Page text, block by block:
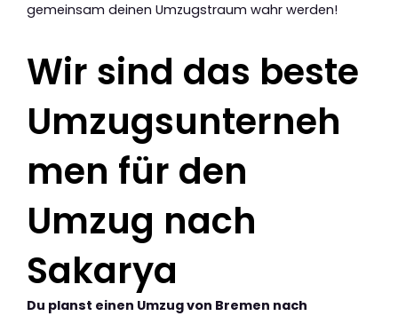
gemeinsam deinen Umzugstraum wahr werden!
Wir sind das beste
Umzugsunterneh
men für den
Umzug nach
Sakarya
Du planst einen Umzug von Bremen nach